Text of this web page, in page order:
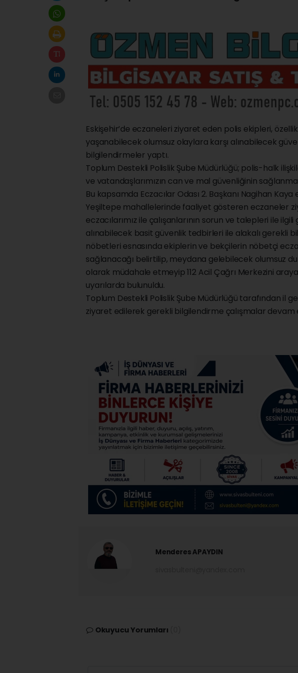
Eskişehir’de eczaneleri ziyaret eden polis ekipleri,
yaşanabilecek olumsuz olaylara karşı alınabilecek
bilgilendirmeler yaptı.
Toplum Destekli Polislik Şube Müdürlüğü; polis-halk
ve vatandaşlarımızın can ve mal güvenliğinin
Bu kapsamda Eczacılar Odası 2. Başkanı Nagihan
Yeşiltepe mahallelerinde faaliyet gösteren eczaneler
eczacılarımız ile çalışanlarının sorun ve talepleri ile
alınabilecek basit güvenlik tedbirleri ile alakalı gerekli
nöbetleri esnasında ekiplerin ve bekçilerin nöbetçi
sağlanacağı belirtilip, meydana gelebilecek olumsuz
olarak müdahale etmeyip 112 Acil Çağrı Merkezini
uyarılarda bulunuldu.
Toplum Destekli Polislik Şube Müdürlüğü tarafından il
ziyaret edilerek gerekli bilgilendirme çalışmalar devam
Menderes APAYDIN
Okuyucu Yorumları